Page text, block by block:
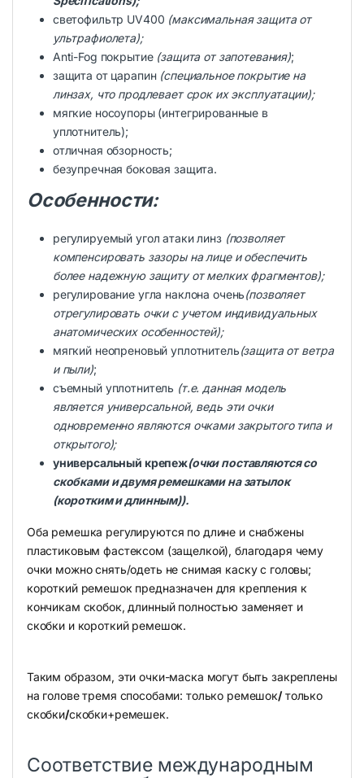
светофильтр UV400 (максимальная защита от
ультрафиолета);
Anti-Fog покрытие (защита от запотевания);
защита от царапин(специальное покрытие на
линзах, что продлевает срок их эксплуатации);
мягкие носоупоры (интегрированные в
уплотнитель);
отличная обзорность;
безупречная боковая защита.
Особенности:
регулируемый угол атаки линз (позволяет
компенсировать зазоры на лице и обеспечить
более надежную защиту от мелких фрагментов);
регулирование угла наклона очень(позволяет
отрегулировать очки с учетом индивидуальных
анатомических особенностей);
мягкий неопреновый уплотнитель(защита от ветра
и пыли);
съемный уплотнитель (т.е. данная модель
является универсальной, ведь эти очки
одновременно являются очками закрытого типа и
открытого);
универсальный крепеж(очки поставляются со
скобками и двумя ремешками на затылок
(коротким и длинным)).
Оба ремешка регулируются по длине и снабжены
пластиковым фастексом (защелкой), благодаря чему
очки можно снять/одеть не снимая каску с головы;
короткий ремешок предназначен для крепления к
кончикам скобок, длинный полностью заменяет и
скобки и короткий ремешок.
Таким образом, эти очки-маска могут быть закреплены
на голове тремя способами: только ремешок/только
скобки/скобки+ремешек.
Соответствие международным